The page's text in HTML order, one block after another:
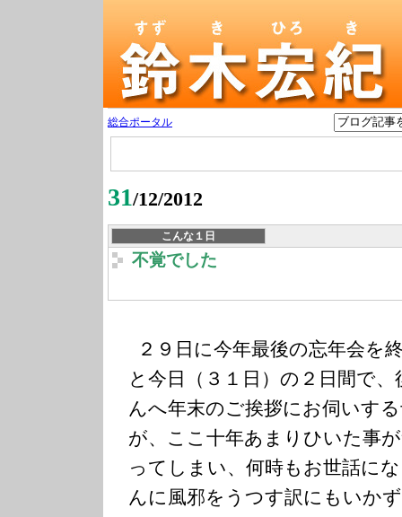
総合ポータル
31/12/2012
こんな１日
不覚でした
２９日に今年最後の忘年会を
と今日（３１日）の２日間で
んへ年末のご挨拶にお伺いす
が、ここ十年あまりひいた事
ってしまい、何時もお世話に
んに風邪をうつす訳にもいか